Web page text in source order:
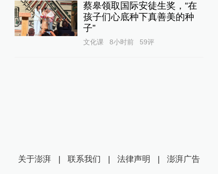
蔡皋领取国际安徒生奖，“在
孩子们心底种下真善美的种
子”
文化课 8小时前 59评
关于澎湃 | 联系我们 | 法律声明 | 澎湃广告